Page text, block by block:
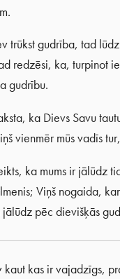
trūkst gudrība, tad
redzēsi, ka, turpinot
gudrību.
ka Dievs Savu
vienmēr mūs vadīs
ka mums ir jālūdz
Viņš nogaida,
pēc dievišķās
kas ir vajadzīgs,